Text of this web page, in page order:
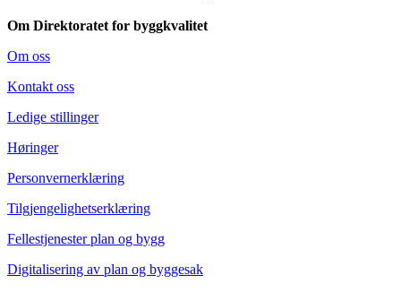
Om Direktoratet for byggkvalitet
Om oss
Kontakt oss
Ledige stillinger
Høringer
Personvernerklæring
Tilgjengelighetserklæring
Fellestjenester plan og bygg
Digitalisering av plan og byggesak